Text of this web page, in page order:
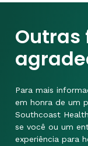
Outras
Para mais
em honra de um
Southcoast
se você ou um
experiência para